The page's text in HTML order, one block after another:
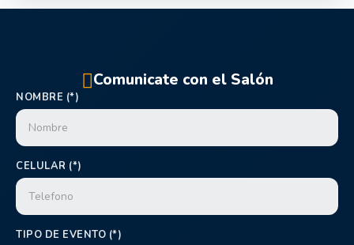
Comunicate con el Salón
NOMBRE (*)
CELULAR (*)
TIPO DE EVENTO (*)